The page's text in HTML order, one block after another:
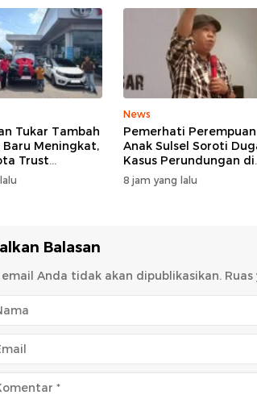
Tukar Tambah
Baru Meningkat,
Trust
Baru di Juli
News
Pemerhati
Anak Sulsel Soroti
Kasus Perundungan di
SMP Negeri 3 Makassar,
TPPK Jangan Hanya
8 jam yang lalu
Balasan
Anda tidak akan dipublikasikan.